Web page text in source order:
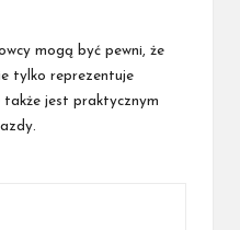
mogą być pewni, że
tylko reprezentuje
także jest praktycznym